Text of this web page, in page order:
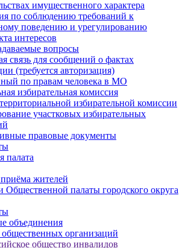
имущественного характера
по соблюдению требований к
поведению и урегулированию
интересов
вопросы
связь для сообщений о фактах
(требуется авторизация)
по правам человека в МО
избирательная комиссия
избирательной комиссии
участковых избирательных
правовые документы
палата
жителей
Общественной палаты городского округа
объединения
организаций
общество инвалидов